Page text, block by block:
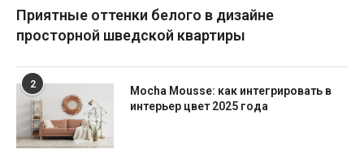
Приятные оттенки белого в дизайне
просторной шведской квартиры
2
Mocha Mousse: как интегрировать в
интерьер цвет 2025 года